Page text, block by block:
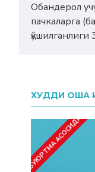
Обандерол
пачкаларга
ХУДДИ ОША
БУЮРТМА АСОСИДА